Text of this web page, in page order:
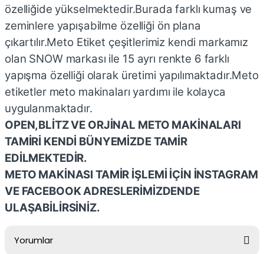
özelliğide yükselmektedir.Burada farklı kumaş ve
zeminlere yapışabilme özelliği ön plana
çıkartılır.Meto Etiket çeşitlerimiz kendi markamız
olan SNOW markası ile 15 ayrı renkte 6 farklı
yapışma özelliği olarak üretimi yapılımaktadır.Meto
etiketler meto makinaları yardımı ile kolayca
uygulanmaktadır.
OPEN,BLİTZ VE ORJİNAL METO MAKİNALARI
TAMİRİ KENDİ BÜNYEMİZDE TAMİR
EDİLMEKTEDİR.
METO MAKİNASI TAMİR İŞLEMİ İÇİN İNSTAGRAM
VE FACEBOOK ADRESLERİMİZDENDE
ULAŞABİLİRSİNİZ.
Yorumlar